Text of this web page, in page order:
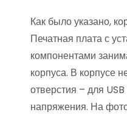
Как было указано,
Печатная плата с
компонентами
корпуса. В корпусе
отверстия – для
напряжения. На